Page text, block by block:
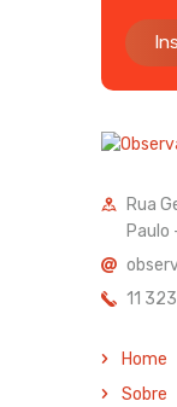
Rua
Paulo
11
Home
Sobre